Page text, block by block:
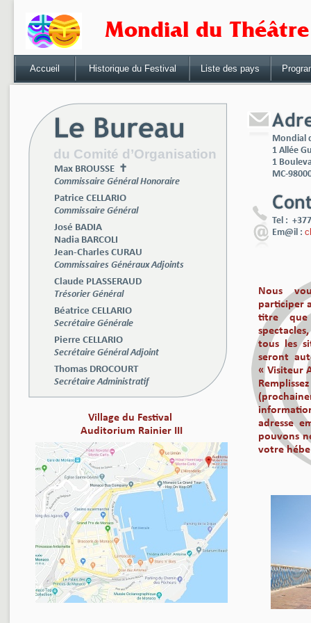
Mondial du
Accueil Historique du Festival Liste des pays
du Comité d’Organisation
Max BROUSSE ✝
Commissaire Général Honoraire
Patrice CELLARIO
Commissaire Général
José BADIA
Nadia BARCOLI
Jean-Charles CURAU
Commissaires Généraux Adjoints
Claude PLASSERAUD
Trésorier Général
Béatrice CELLARIO
Secrétaire Générale
Pierre CELLARIO
Secrétaire Général Adjoint
Thomas DROCOURT
Secrétaire Administratif
Mondial
1 Allée
1
MC-
Tel :
Em@il :
Nous
participer
titre que
tous les
seront
« Visiteur
adresse
pouvons
votre
Village du Festival
Auditorium Rainier III